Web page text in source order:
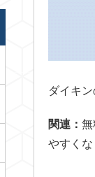
ダイキ
関連： 無
やすく